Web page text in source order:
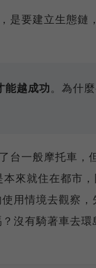
是要建立生態鏈
能越成功。為什
台一般摩托車，
來就住在都市
用情境去觀察，
沒有騎著車去環